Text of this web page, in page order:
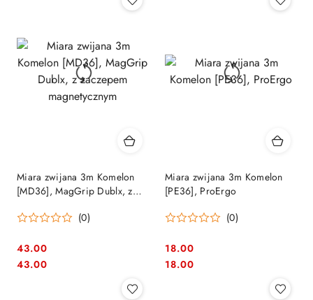
Miara zwijana 3m Komelon
[MD36], MagGrip Dublx, z
(0)
Cena:
43.00
Cena:
43.00
Miara zwijana 3m Komelon
[PE36], ProErgo
(0)
Cena:
18.00
Cena:
18.00